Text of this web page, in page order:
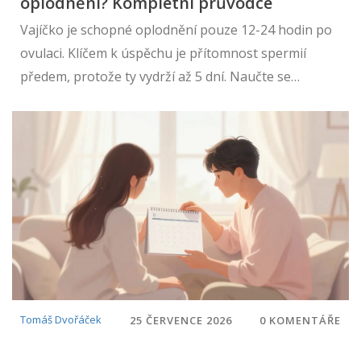
Vajíčko je schopné oplodnění pouze 12-24 hodin po
ovulaci. Klíčem k úspěchu je přítomnost spermií
předem, protože ty vydrží až 5 dní. Naučte se
Tomáš Dvořáček 25 ČERVENCE 2026 0 KOMENTÁŘE